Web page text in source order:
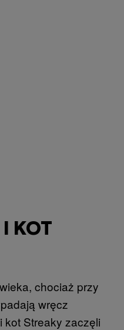
I KOT
chociaż przy
wręcz
kot Streaky zaczęli